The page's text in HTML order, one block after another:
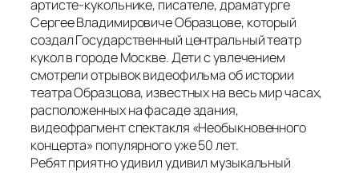
артисте-кукольнике, писателе, драматурге
Сергее Владимировиче Образцове, который
создал Государственный центральный театр
кукол в городе Москве. Дети с увлечением
смотрели отрывок видеофильма об истории
театра Образцова, известных на весь мир часах,
расположенных на фасаде здания,
видеофрагмент спектакля «Необыкновенного
концерта» популярного уже 50 лет.
Ребят приятно удивил удивил музыкальный